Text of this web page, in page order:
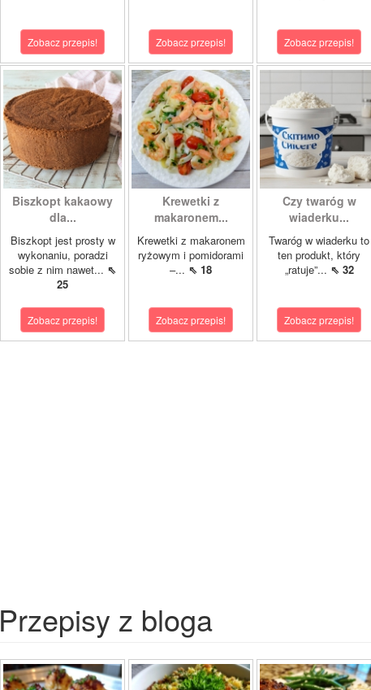
Zobacz przepis! Zobacz przepis! Zobacz przepis!
Biszkopt kakaowy
dla...
Biszkopt jest prosty w
wykonaniu, poradzi
sobie z nim nawet... ⇖
25
Zobacz przepis!
Krewetki z
makaronem...
Krewetki z makaronem
ryżowym i pomidorami
–... ⇖ 18
Zobacz przepis!
Czy twaróg w
wiaderku...
Twaróg w wiaderku to
ten produkt, który
„ratuje”... ⇖ 32
Zobacz przepis!
Przepisy z bloga